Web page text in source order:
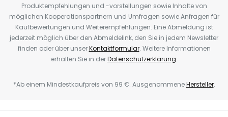
Produktempfehlungen und -vorstellungen sowie Inhalte von
möglichen Kooperationspartnern und Umfragen sowie Anfragen für
Kaufbewertungen und Weiterempfehlungen. Eine Abmeldung ist
jederzeit möglich über den Abmeldelink, den Sie in jedem Newsletter
finden oder über unserKontaktformular. Weitere Informationen
erhalten Sie in derDatenschutzerklärung.
*Ab einem Mindestkaufpreis von 99 €. AusgenommeneHersteller.